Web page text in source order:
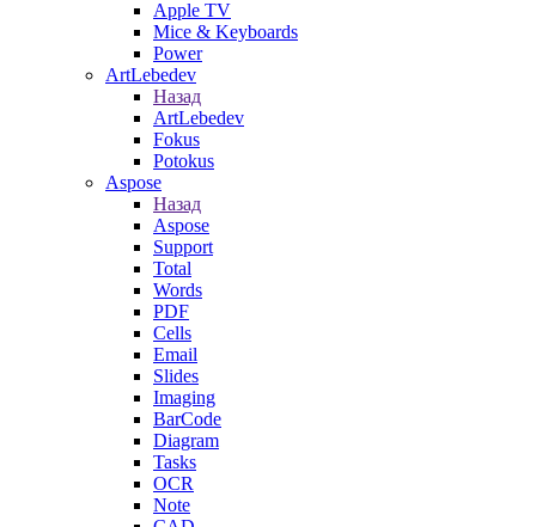
Apple TV
Mice & Keyboards
Power
ArtLebedev
Назад
ArtLebedev
Fokus
Potokus
Aspose
Назад
Aspose
Support
Total
Words
PDF
Cells
Email
Slides
Imaging
BarCode
Diagram
Tasks
OCR
Note